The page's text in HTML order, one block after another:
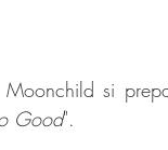
si
Good".